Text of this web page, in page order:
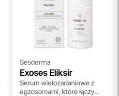
Sesderma
Exoses Eliksir
Serum wielozadaniowe z
egzosomami, które łączy